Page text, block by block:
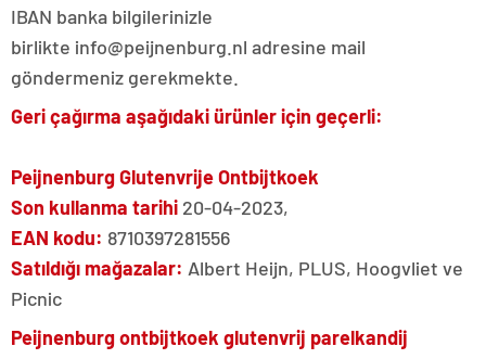
IBAN banka bilgilerinizle
birlikte info@peijnenburg.nl adresine mail
göndermeniz gerekmekte.
Geri çağırma aşağıdaki ürünler için geçerli:
Peijnenburg Glutenvrije Ontbijtkoek
Son kullanma tarihi 20-04-2023,
EAN kodu: 8710397281556
Satıldığı mağazalar: Albert Heijn, PLUS, Hoogvliet ve
Picnic
Peijnenburg ontbijtkoek glutenvrij parelkandij